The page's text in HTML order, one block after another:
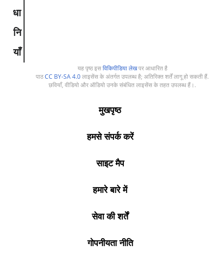
धा
नि
याँ
यह पृष्ठ इसविकिपीडिया लेखपर आधारित है
पाठCC BY-SA 4.0लाइसेंस के अंतर्गत उपलब्ध है; अतिरिक्त शर्तें लागू हो सकती हैं.
छवियाँ, वीडियो और ऑडियो उनके संबंधित लाइसेंस के तहत उपलब्ध हैं।.
मुखपृष्ठ
हमसे संपर्क करें
साइट मैप
हमारे बारे में
सेवा की शर्तें
गोपनीयता नीति